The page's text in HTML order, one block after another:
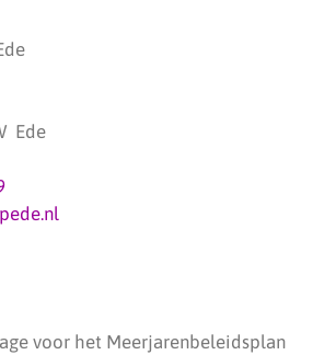
Ede
voor het Meerjarenbeleidsplan